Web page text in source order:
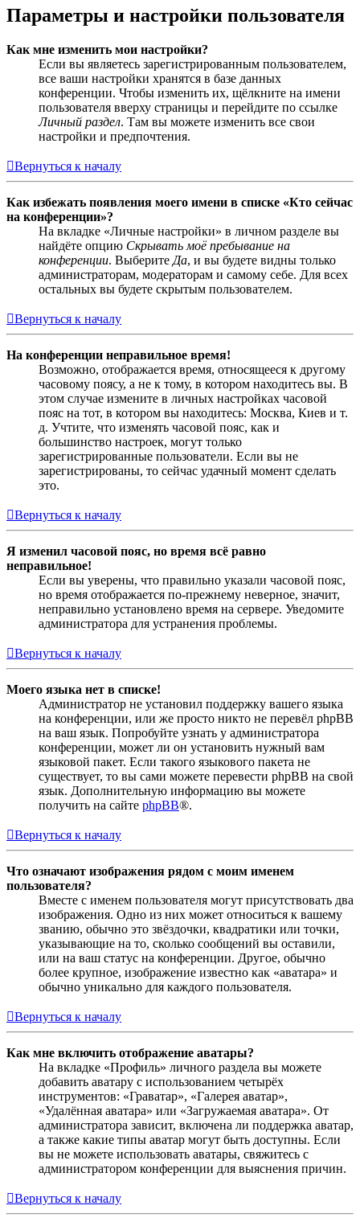
Параметры и настройки пользователя
Как мне изменить мои настройки?
Если вы являетесь зарегистрированным пользователем,
все ваши настройки хранятся в базе данных
конференции. Чтобы изменить их, щёлкните на имени
пользователя вверху страницы и перейдите по ссылке
Личный раздел. Там вы можете изменить все свои
настройки и предпочтения.
Вернуться к началу
Как избежать появления моего имени в списке «Кто сейчас
на конференции»?
На вкладке «Личные настройки» в личном разделе вы
найдёте опцию Скрывать моё пребывание на
конференции. Выберите Да, и вы будете видны только
администраторам, модераторам и самому себе. Для всех
остальных вы будете скрытым пользователем.
Вернуться к началу
На конференции неправильное время!
Возможно, отображается время, относящееся к другому
часовому поясу, а не к тому, в котором находитесь вы. В
этом случае измените в личных настройках часовой
пояс на тот, в котором вы находитесь: Москва, Киев и т.
д. Учтите, что изменять часовой пояс, как и
большинство настроек, могут только
зарегистрированные пользователи. Если вы не
зарегистрированы, то сейчас удачный момент сделать
это.
Вернуться к началу
Я изменил часовой пояс, но время всё равно
неправильное!
Если вы уверены, что правильно указали часовой пояс,
но время отображается по-прежнему неверное, значит,
неправильно установлено время на сервере. Уведомите
администратора для устранения проблемы.
Вернуться к началу
Моего языка нет в списке!
Администратор не установил поддержку вашего языка
на конференции, или же просто никто не перевёл phpBB
на ваш язык. Попробуйте узнать у администратора
конференции, может ли он установить нужный вам
языковой пакет. Если такого языкового пакета не
существует, то вы сами можете перевести phpBB на свой
язык. Дополнительную информацию вы можете
получить на сайте phpBB®.
Вернуться к началу
Что означают изображения рядом с моим именем
пользователя?
Вместе с именем пользователя могут присутствовать два
изображения. Одно из них может относиться к вашему
званию, обычно это звёздочки, квадратики или точки,
указывающие на то, сколько сообщений вы оставили,
или на ваш статус на конференции. Другое, обычно
более крупное, изображение известно как «аватара» и
обычно уникально для каждого пользователя.
Вернуться к началу
Как мне включить отображение аватары?
На вкладке «Профиль» личного раздела вы можете
добавить аватару с использованием четырёх
инструментов: «Граватар», «Галерея аватар»,
«Удалённая аватара» или «Загружаемая аватара». От
администратора зависит, включена ли поддержка аватар,
а также какие типы аватар могут быть доступны. Если
вы не можете использовать аватары, свяжитесь с
администратором конференции для выяснения причин.
Вернуться к началу